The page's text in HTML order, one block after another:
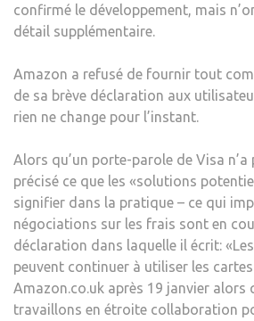
confirmé le développement, mais
détail supplémentaire.
Amazon a refusé de fournir tout
de sa brève déclaration aux
rien ne change pour l’instant.
Alors qu’un porte-parole de Visa n’a
précisé ce que les «solutions
signifier dans la pratique – ce qui
négociations sur les frais sont en
déclaration dans laquelle il écrit:
peuvent continuer à utiliser les
Amazon.co.uk après 19 janvier alors
travaillons en étroite collaboration